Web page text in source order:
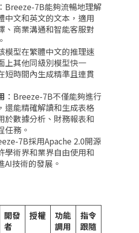
：Breeze-7B能夠流暢地理解
中文和英文的文本，適用
、商業溝通和智能客服對
模型在繁體中文的推理速
上其他同級別模型快一
短時間內生成精準且連貫
：Breeze-7B不僅能夠進行
還能精確解讀和生成表格
於數據分析、財務報表和
任務。
7B採用Apache 2.0開源
學術界和業界自由使用和
AI技術的發展。
開發
者
授權
功能
調用
指令
跟隨